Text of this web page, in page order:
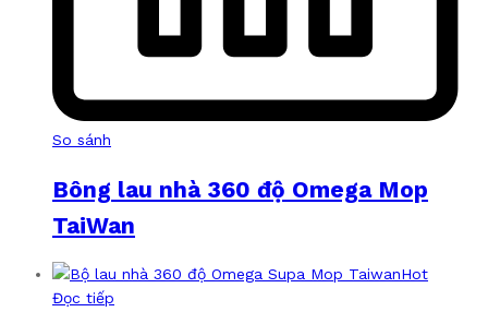
So sánh
Bông lau nhà 360 độ Omega Mop
TaiWan
Hot
Đọc tiếp